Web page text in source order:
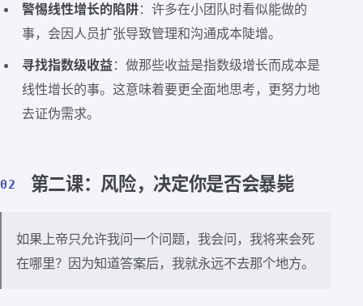
警惕线性增长的陷阱：许多在小团队时看似能做的
事，会因人员扩张导致管理和沟通成本陡增。
寻找指数级收益 ：做那些收益是指数级增长而成本是
线性增长的事。这意味着要更全面地思考，更努力地
去证伪需求。
02 第二课：风险，决定你是否会暴毙
如果上帝只允许我问一个问题，我会问，我将来会死
在哪里？因为知道答案后，我就永远不去那个地方。